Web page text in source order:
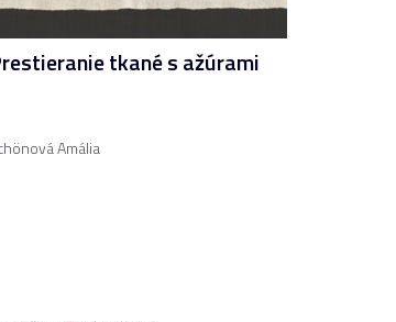
tkané s ažúrami
Amália